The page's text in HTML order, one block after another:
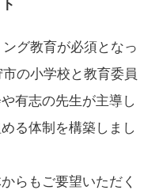
グ教育が必須となっ
の小学校と教育委員
有志の先生が主導し
る体制を構築しまし
らもご要望いただく